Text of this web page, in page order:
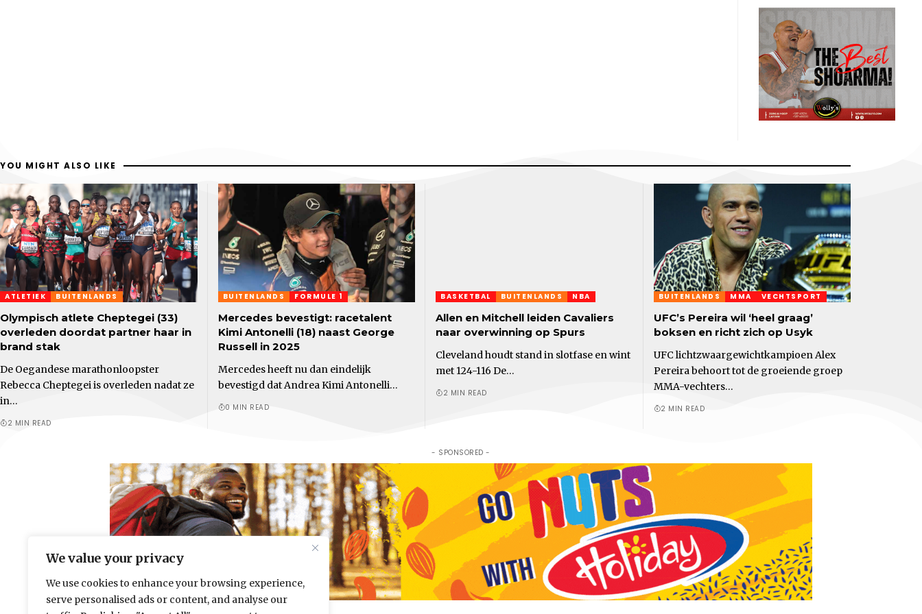
We value your privacy
We use cookies to enhance your browsing experience,
serve personalised ads or content, and analyse our
YOU MIGHT ALSO LIKE
ATLETIEK BUITENLANDS
Olympisch atlete Cheptegei (33)
overleden doordat partner haar in
brand stak
De Oegandese marathonloopster
Rebecca Cheptegei is overleden nadat ze
in…
2 MIN READ
BUITENLANDS FORMULE 1
Mercedes bevestigt: racetalent
Kimi Antonelli (18) naast George
Russell in 2025
Mercedes heeft nu dan eindelijk
bevestigd dat Andrea Kimi Antonelli…
0 MIN READ
BASKETBAL BUITENLANDS NBA
Allen en Mitchell leiden Cavaliers
naar overwinning op Spurs
Cleveland houdt stand in slotfase en wint
met 124-116 De…
2 MIN READ
BUITENLANDS MMA VECHTSPORT
UFC’s Pereira wil ‘heel graag’
boksen en richt zich op Usyk
UFC lichtzwaargewichtkampioen Alex
Pereira behoort tot de groeiende groep
MMA-vechters…
2 MIN READ
- SPONSORED -